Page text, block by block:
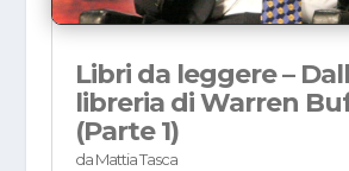
Libri da leggere –
libreria di Warren
(Parte 1)
daMattia Tasca